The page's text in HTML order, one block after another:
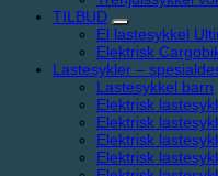
TILBUD
El lastesykkel
Elektrisk
Lastesykler –
Lastesykkel barn
Elektrisk
Elektrisk
Elektrisk
Elektrisk